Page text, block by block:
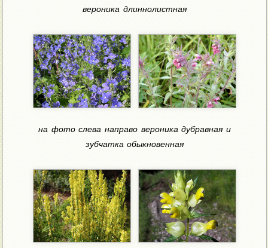
вероника длиннолистная
на фото слева направо вероника дубравная и
зубчатка обыкновенная